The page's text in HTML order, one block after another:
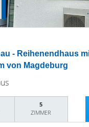
- Reihenendhaus
von Magdeburg
5
ZIMMER